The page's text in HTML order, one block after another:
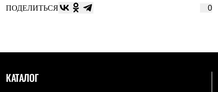
Термоковрики
BASK kids
CITY
ПОДЕЛИТЬСЯ 0
КАТАЛОГ